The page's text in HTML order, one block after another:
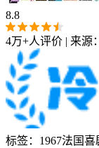
8.8
4万+人评价 | 来源：
标签： 1967法国喜